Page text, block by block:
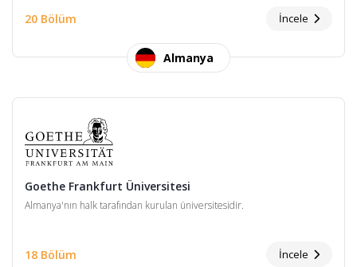
20 Bölüm İncele
Almanya
Goethe Frankfurt Üniversitesi
Almanya'nın halk tarafından kurulan üniversitesidir.
18 Bölüm İncele